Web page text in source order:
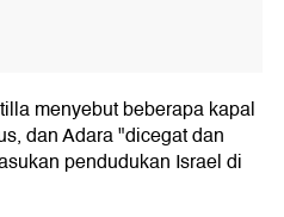
menyebut beberapa kapal
dan Adara "dicegat dan
pendudukan Israel di